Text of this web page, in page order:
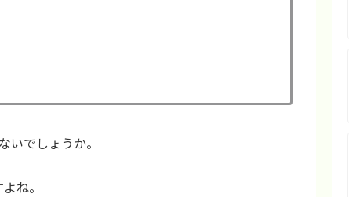
でしょうか。
ね。